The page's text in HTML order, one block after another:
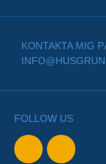
KONTAKTA MIG
FOLLOW US